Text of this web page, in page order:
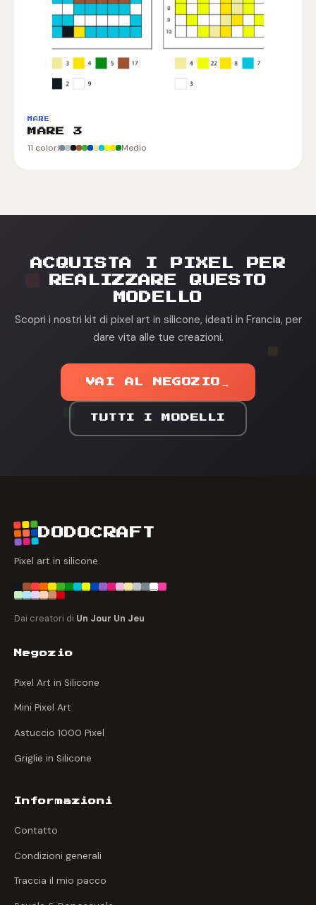
MARE
MARE 3
11 colori Medio
ACQUISTA I PIXEL PER
REALIZZARE QUESTO
MODELLO
Scopri i nostri kit di pixel art in silicone, ideati in Francia, per
dare vita alle tue creazioni.
VAI AL NEGOZIO
TUTTI I MODELLI
DODOCRAFT
Pixel art in silicone.
Dai creatori di Un Jour Un Jeu
Negozio
Pixel Art in Silicone
Mini Pixel Art
Astuccio 1000 Pixel
Griglie in Silicone
Informazioni
Contatto
Condizioni generali
Traccia il mio pacco